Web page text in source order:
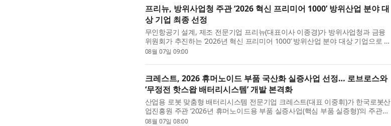
프리뉴, 방위사업청 주관 ‘2026 혁신 프리미어 1000’ 방위산업 분야 대
상 기업 최종 선정
무인항공기 설계, 제조 전문기업 프리뉴(대표이사 이종경)가 방위사업청과 금융
위원회가 추진하는 ‘2026년 혁신 프리미어 1000’ 방위산업 분야 대상 기업으로 최
종 선정됐다고 밝혔다. ‘혁신 프리미어 1000’은 기술 혁신성과 성장 가능성이 높은
08월 07일 09:00
크레스트, 2026 휴머노이드 부품 국산화 실증사업 선정… 로브로스와
‘무정전 핫스왑 배터리시스템’ 개발 본격화
산업용 로봇 맞춤형 배터리시스템 전문기업 크레스트(대표 이중휘)가 한국로봇산
업진흥원 주관 ‘2026년 휴머노이드용 부품 실증사업(핵심 부품 실증형)’의 주관기
관으로 최종 선정됐다고 밝혔다. 휴머노이드용 부품 실증사업은 시장형성 초기
08월 07일 08:00